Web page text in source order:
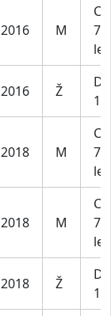
2016 M
7
let
2016 Ž
2018 M
7
let
2018 M
7
let
2018 Ž